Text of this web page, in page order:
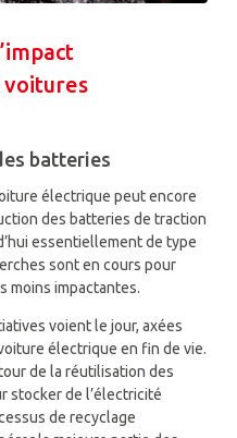
batteries
électrique peut encore
des batteries de traction
essentiellement de type
sont en cours pour
moins impactantes.
voient le jour, axées
électrique en fin de vie.
de la réutilisation des
stocker de l’électricité
de recyclage